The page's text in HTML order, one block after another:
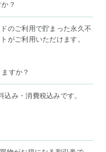
？
のご利用で貯まった永久不
がご利用いただけます。
すか？
み・消費税込みです。